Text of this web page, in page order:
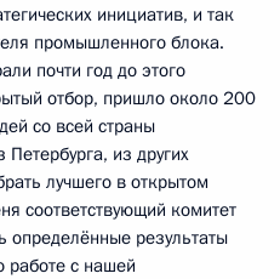
инициатив, и так
промышленного блока.
почти год до этого
отбор, пришло около 200
со всей страны
из других
лучшего в открытом
соответствующий комитет
определённые результаты
с нашей